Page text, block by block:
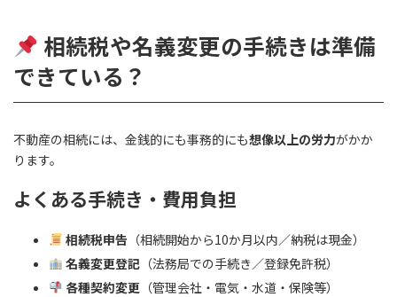
相続税や名義変更の手続きは準備
できている？
不動産の相続には、金銭的にも事務的にも想像以上の労力がかか
ります。
よくある手続き・費用負担
相続税申告 （相続開始から10か月以内／納税は現金）
名義変更登記（法務局での手続き／登録免許税）
各種契約変更（管理会社・電気・水道・保険等）